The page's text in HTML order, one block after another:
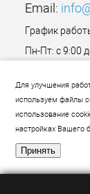
Для улучшения
используем файлы
использование
настройках Вашего
Принять
Email:
График
Пн-Пт: с 9:00